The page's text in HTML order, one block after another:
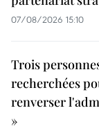
07/08/2026 15:10
Trois
recherchées
renverser
»